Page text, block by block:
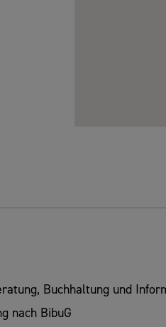
Buchhaltung und
nach BibuG